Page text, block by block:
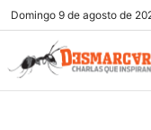
Domingo 9 de agosto de